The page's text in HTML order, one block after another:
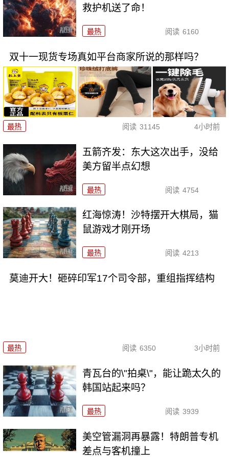
救护机送了命！
最热 阅读 6160
双十一现货专场真如平台商家所说的那样吗？
最热 阅读 31145 4小时前
五箭齐发：东大这次出手，没给
美方留半点幻想
最热 阅读 4754
红海惊涛！沙特摆开大棋局，猫
鼠游戏才刚开场
最热 阅读 4213
莫迪开大！砸碎印军17个司令部，重组指挥结构
最热 阅读 6350 3小时前
青瓦台的\"拍桌\"，能让跪太久的
韩国站起来吗？
最热 阅读 3939
美空管漏洞再暴露！特朗普专机
差点与客机撞上